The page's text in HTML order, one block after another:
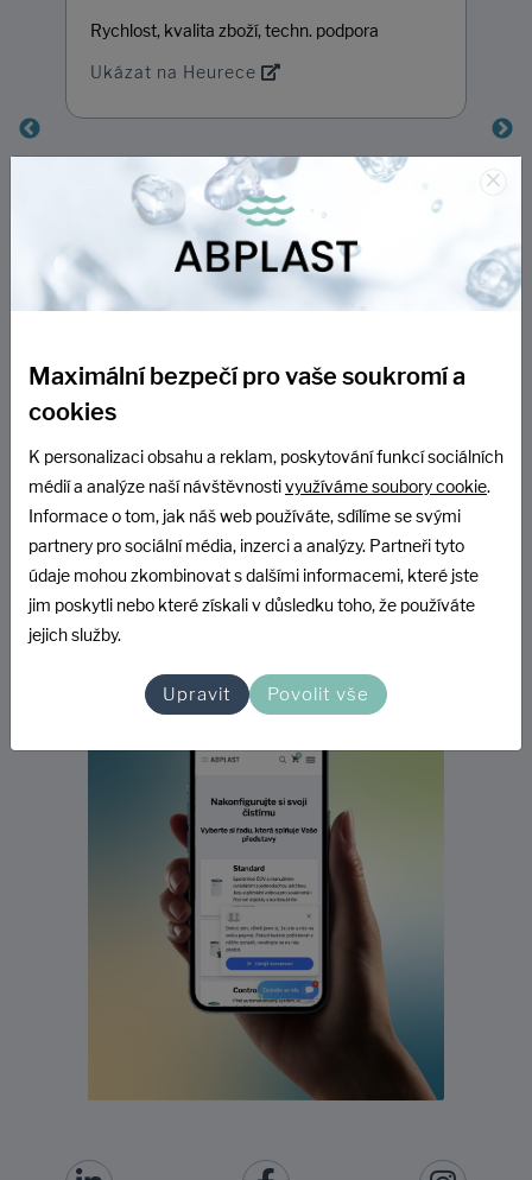
Rychlost, kvalita zboží, techn. podpora
Ukázat na Heurece
Další hodnocení
×
Maximální bezpečí pro vaše soukromí a
cookies
K personalizaci obsahu a reklam, poskytování funkcí sociálních
médií a analýze naší návštěvnostivyužíváme soubory cookie.
Informace o tom, jak náš web používáte, sdílíme se svými
partnery pro sociální média, inzerci a analýzy. Partneři tyto
údaje mohou zkombinovat s dalšími informacemi, které jste
jim poskytli nebo které získali v důsledku toho, že používáte
jejich služby.
Upravit Povolit vše